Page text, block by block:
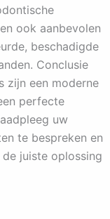
ook aanbevolen
beschadigde
Conclusie
zijn een moderne
perfecte
uw
te bespreken en
juiste oplossing